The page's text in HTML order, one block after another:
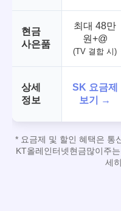
현금
사은품
최대 48만
원+@
(TV 결합 시)
상세
정보
SK 요금제
보기 →
* 요금제 및 할인 혜택은 통
KT올레인터넷현금많이주
세